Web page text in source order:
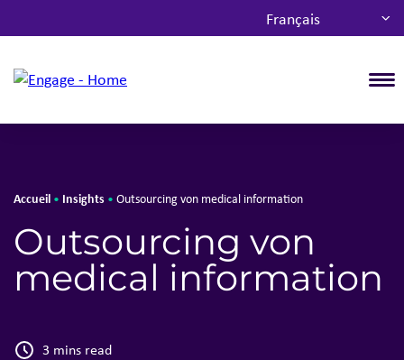
Français
Accueil • Insights • Outsourcing von medical information
Outsourcing von
medical information
3 mins read